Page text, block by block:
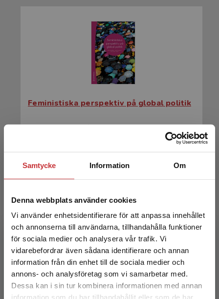
Samtycke Information Om
Denna webbplats använder cookies
Vi använder enhetsidentifierare för att anpassa innehållet
och annonserna till användarna, tillhandahålla funktioner
för sociala medier och analysera vår trafik. Vi
vidarebefordrar även sådana identifierare och annan
information från din enhet till de sociala medier och
annons- och analysföretag som vi samarbetar med.
Dessa kan i sin tur kombinera informationen med annan
information som du har tillhandahållit eller som de har
Begränsad fraktregion
Feministiska perspektiv på global politik
Edenborg, Emil m.fl. (red.)
Exkl. moms: 344 kr
Politik och kön
Freidenvall, L - Jansson, M (red.)